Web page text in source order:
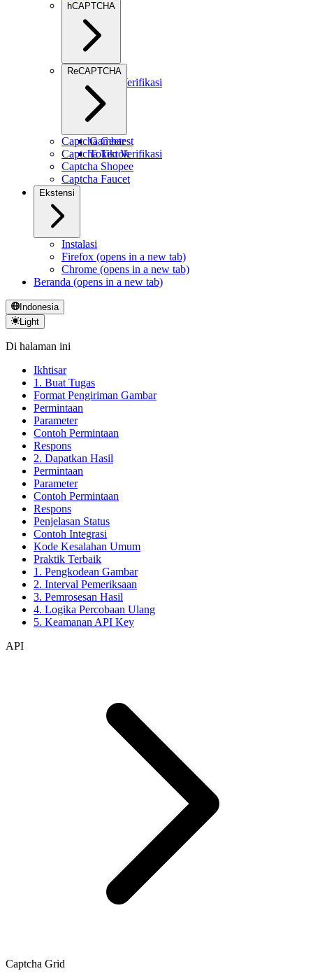
hCAPTCHA
Gambar
Token Verifikasi
ReCAPTCHA
Gambar
Token Verifikasi
Captcha Geetest
Captcha Tiktok
Captcha Shopee
Captcha Faucet
Ekstensi
Instalasi
Firefox (opens in a new tab)
Chrome (opens in a new tab)
Beranda (opens in a new tab)
Indonesia
Light
Di halaman ini
Ikhtisar
1. Buat Tugas
Format Pengiriman Gambar
Permintaan
Parameter
Contoh Permintaan
Respons
2. Dapatkan Hasil
Permintaan
Parameter
Contoh Permintaan
Respons
Penjelasan Status
Contoh Integrasi
Kode Kesalahan Umum
Praktik Terbaik
1. Pengkodean Gambar
2. Interval Pemeriksaan
3. Pemrosesan Hasil
4. Logika Percobaan Ulang
5. Keamanan API Key
API
Captcha Grid